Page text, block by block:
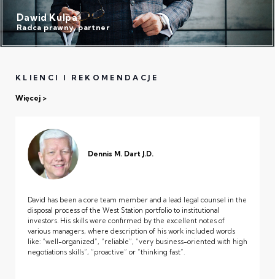
Dawid Kulpa
Radca prawny, partner
KLIENCI I REKOMENDACJE
Więcej
Dennis M. Dart J.D.
David has been a core team member and a lead legal counsel in the
disposal process of the West Station portfolio to institutional
investors. His skills were confirmed by the excellent notes of
various managers, where description of his work included words
like: “well-organized”, “reliable”, “very business-oriented with high
negotiations skills”, “proactive” or “thinking fast”.